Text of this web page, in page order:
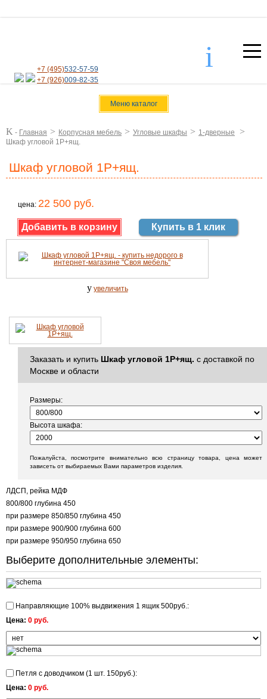
+7 (495)532-57-59
+7 (926)009-82-35
i
Меню каталог
K - Главная > Корпусная мебель > Угловые шкафы > 1-дверные >
Шкаф угловой 1Р+ящ.
Шкаф угловой 1Р+ящ.
цена: 22 500 руб.
Купить в 1 клик
y увеличить
Заказать и купить Шкаф угловой 1Р+ящ. с доставкой по
Москве и области
Размеры:
Высота шкафа:
Пожалуйста, посмотрите внимательно всю страницу товара, цена может
зависеть от выбираемых Вами параметров изделия.
ЛДСП, рейка МДФ
800/800 глубина 450
при размере 850/850 глубина 450
при размере 900/900 глубина 600
при размере 950/950 глубина 650
Выберите дополнительные элементы:
Направляющие 100% выдвижения 1 ящик 500руб.:
Цена: 0 руб.
Петля с доводчиком (1 шт. 150руб.):
Цена: 0 руб.